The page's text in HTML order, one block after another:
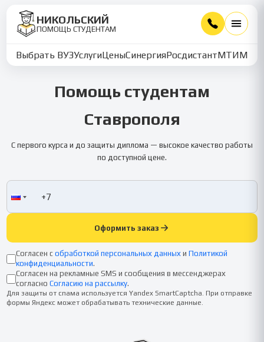
НИКОЛЬСКИЙ
ПОМОЩЬ СТУДЕНТАМ
Выбрать ВУЗУслугиЦеныСинергияРосдистантМТИММУ
Помощь студентам
Ставрополя
С первого курса и до защиты диплома — высокое качество работы
по доступной цене.
Оформить заказ
Согласен с обработкой персональных данных и Политикой
конфиденциальности.
Согласен на рекламные SMS и сообщения в мессенджерах
согласно Согласию на рассылку.
Для защиты от спама используется Yandex SmartCaptcha. При отправке
формы Яндекс может обрабатывать технические данные.